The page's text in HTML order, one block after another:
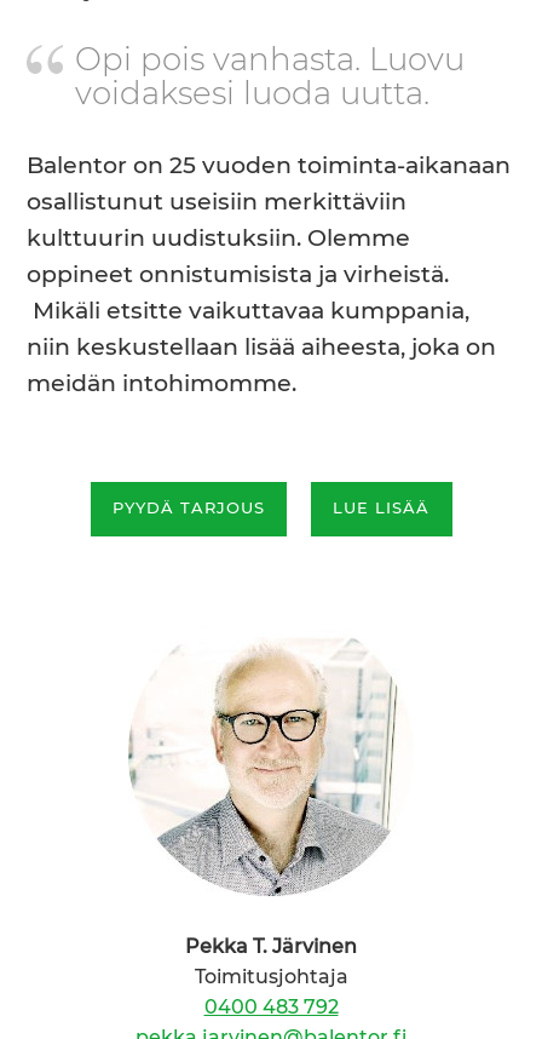
Opi pois vanhasta. Luovu
voidaksesi luoda uutta.
Balentor on 25 vuoden toiminta-aikanaan
osallistunut useisiin merkittäviin
kulttuurin uudistuksiin. Olemme
oppineet onnistumisista ja virheistä.
Mikäli etsitte vaikuttavaa kumppania,
niin keskustellaan lisää aiheesta, joka on
meidän intohimomme.
PYYDÄ TARJOUS LUE LISÄÄ
Pekka T. Järvinen
Toimitusjohtaja
0400 483 792